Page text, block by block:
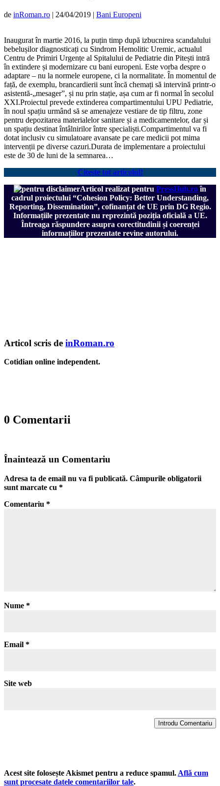
de inRoman.ro | 24/04/2019 | Bani Europeni
Inaugurat în martie 2016, la puțin timp după izbucnirea scandalului
bebelușilor diagnosticați cu Sindrom Hemolitic Uremic, actualul
Centru de Primiri Urgențe al Spitalului de Pediatrie din Pitești intră
în extindere și modernizare cu bani europeni. Este vorba despre o
adaptare – nu la normele europene, ci la normalitate. În momentul de
față, de exemplu, brancardierii sunt încă chemați să intervină printr-o
asistentă-„mesager”, și nu prin stație, așa cum ar fi normal în secolul
XXI.Proiectul prevede extinderea compartimentului UPU Pediatrie,
în noul spațiu urmând să se amenajeze vestiare de tip filtru, zone
pentru depozitarea materialelor sanitare și a medicamentelor, dar și
un spațiu destinat întâlnirilor între specialiști.Compartimentul va fi
dotat inclusiv cu simulatoare avansate pe care medicii pot mima
intervenții pe diverse cazuri.Durata de implementare a proiectului
este de 30 de luni de la semnarea…
Citește tot articolul!
Articol realizat pentru PressHub.roîn
cadrul proiectului “Cohesion Policy: Better Understanding,
Reporting, Dissemination”, cofinanțat de UE prin DG Regio.
Informațiile prezentate nu reprezintă poziția oficială a UE.
Întreaga răspundere asupra corectitudinii și coerenței
informațiilor prezentate revine autorului.
Articol scris de inRoman.ro
Cotidian online independent.
0 Comentarii
Înaintează un Comentariu
Adresa ta de email nu va fi publicată. Câmpurile obligatorii
sunt marcate cu *
Comentariu *
Nume *
Email *
Site web
Introdu Comentariu
Acest site folosește Akismet pentru a reduce spamul. Află cum
sunt procesate datele comentariilor tale.